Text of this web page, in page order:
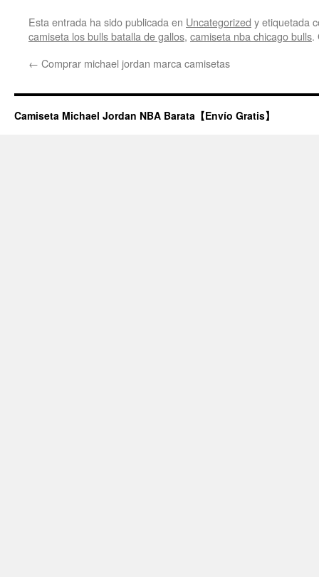
Esta entrada ha sido publicada en Uncategorized y etiquetada
camiseta los bulls batalla de gallos, camiseta nba chicago bulls.
← Comprar michael jordan marca camisetas
Camiseta Michael Jordan NBA Barata【Envío Gratis】